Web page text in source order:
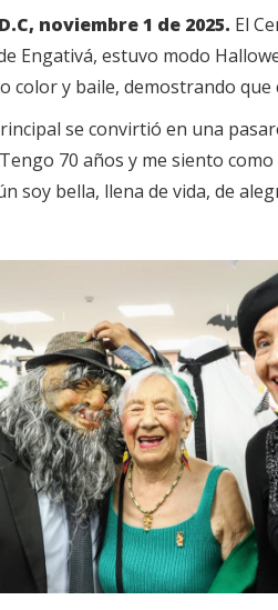
noviembre 1 de 2025. El
Engativá, estuvo modo
color y baile, demostrando
se convirtió en una
70 años y me siento
soy bella, llena de vida, de